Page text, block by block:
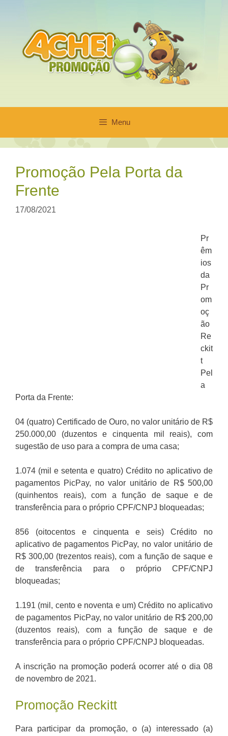
conteúdo
Menu
Promoção Pela Porta da
Frente
17/08/2021
Pr
êm
ios
da
Pr
om
oç
ão
Re
ckit
t
Pel
a
Porta da Frente:
04 (quatro) Certificado de Ouro, no valor unitário de R$
250.000,00 (duzentos e cinquenta mil reais), com
sugestão de uso para a compra de uma casa;
1.074 (mil e setenta e quatro) Crédito no aplicativo de
pagamentos PicPay, no valor unitário de R$ 500,00
(quinhentos reais), com a função de saque e de
transferência para o próprio CPF/CNPJ bloqueadas;
856 (oitocentos e cinquenta e seis) Crédito no
aplicativo de pagamentos PicPay, no valor unitário de
R$ 300,00 (trezentos reais), com a função de saque e
de transferência para o próprio CPF/CNPJ
bloqueadas;
1.191 (mil, cento e noventa e um) Crédito no aplicativo
de pagamentos PicPay, no valor unitário de R$ 200,00
(duzentos reais), com a função de saque e de
transferência para o próprio CPF/CNPJ bloqueadas.
A inscrição na promoção poderá ocorrer até o dia 08
de novembro de 2021.
Promoção Reckitt
Para participar da promoção, o (a) interessado (a)